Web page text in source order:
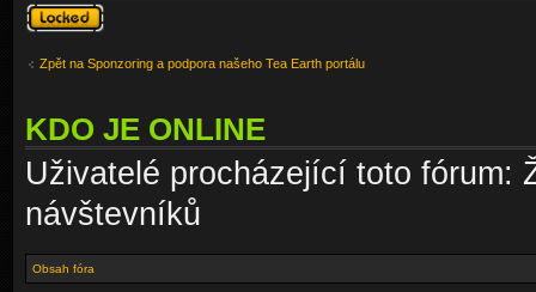
Téma
uzamknuto
Zpět na Sponzoring a podpora našeho Tea Earth portálu
KDO JE ONLINE
Uživatelé procházející toto fórum:
návštevníků
Obsah fóra